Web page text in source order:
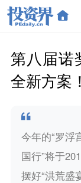
第八届诺
全新方案！
今年的“罗浮
国行”将于
摆好“洪荒盛